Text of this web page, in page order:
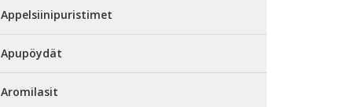
Appelsiinipuristimet
Apupöydät
Aromilasit